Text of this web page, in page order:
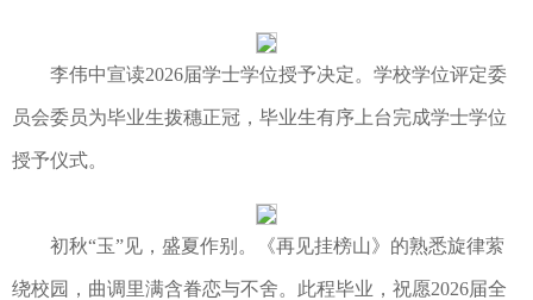
李伟中宣读2026届学士学位授予决定。学校学位评定委
员会委员为毕业生拨穗正冠，毕业生有序上台完成学士学位
授予仪式。
初秋“玉”见，盛夏作别。《再见挂榜山》的熟悉旋律萦
绕校园，曲调里满含眷恋与不舍。此程毕业，祝愿2026届全